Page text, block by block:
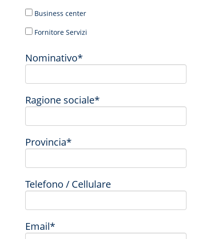
Business center
Fornitore Servizi
Nominativo*
Ragione sociale*
Provincia*
Telefono / Cellulare
Email*